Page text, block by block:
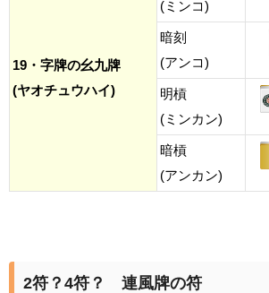
19・字牌の幺九牌
(ヤオチュウハイ)
(ミンコ)
暗刻
(アンコ)
明槓
(ミンカン)
暗槓
(アンカン)
2符？4符？ 連風牌の符